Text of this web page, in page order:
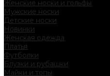
Женские носки и гольфы
Мужские носки
Детские носки
Новинки
Женская одежда
Платья
Футболки
Блузки и рубашки
Майки и топы